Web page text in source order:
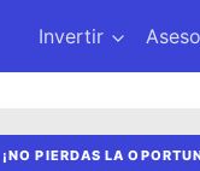
Invertir
¡NO PIERDAS LA